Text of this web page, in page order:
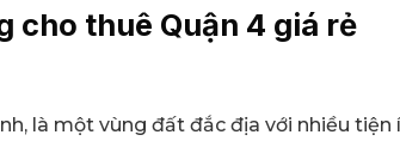
cho thuê Quận 4 giá rẻ
là một vùng đất đắc địa với nhiều tiện